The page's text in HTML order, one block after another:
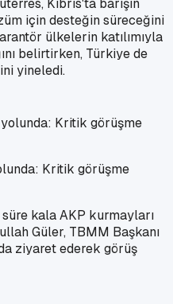
Kıbrıs'ta barışın
için desteğin süreceğini
ülkelerin katılımıyla
belirtirken, Türkiye de
yineledi.
Kritik görüşme
kala AKP kurmayları
Güler, TBMM Başkanı
ziyaret ederek görüş